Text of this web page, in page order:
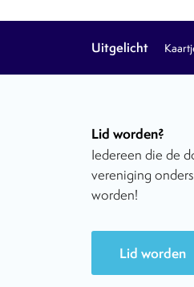
Uitgelicht
Lid worden?
Iedereen die de
vereniging
worden!
Lid worden